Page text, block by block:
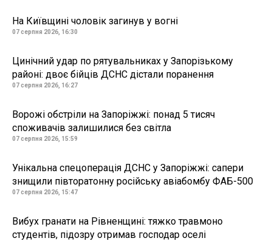
На Київщині чоловік загинув у вогні
07 серпня 2026, 16:30
Цинічний удар по рятувальниках у Запорізькому
районі: двоє бійців ДСНС дістали поранення
07 серпня 2026, 16:27
Ворожі обстріли на Запоріжжі: понад 5 тисяч
споживачів залишилися без світла
07 серпня 2026, 15:59
Унікальна спецоперація ДСНС у Запоріжжі: сапери
знищили півторатонну російську авіабомбу ФАБ-500
07 серпня 2026, 15:47
Вибух гранати на Рівненщині: тяжко травмоно
студентів, підозру отримав господар оселі